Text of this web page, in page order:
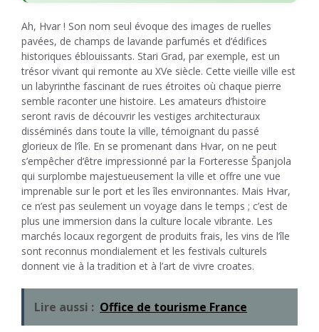
Ah, Hvar ! Son nom seul évoque des images de ruelles
pavées, de champs de lavande parfumés et d’édifices
historiques éblouissants. Stari Grad, par exemple, est un
trésor vivant qui remonte au XVe siècle. Cette vieille ville est
un labyrinthe fascinant de rues étroites où chaque pierre
semble raconter une histoire. Les amateurs d’histoire
seront ravis de découvrir les vestiges architecturaux
disséminés dans toute la ville, témoignant du passé
glorieux de l’île. En se promenant dans Hvar, on ne peut
s’empêcher d’être impressionné par la Forteresse Španjola
qui surplombe majestueusement la ville et offre une vue
imprenable sur le port et les îles environnantes. Mais Hvar,
ce n’est pas seulement un voyage dans le temps ; c’est de
plus une immersion dans la culture locale vibrante. Les
marchés locaux regorgent de produits frais, les vins de l’île
sont reconnus mondialement et les festivals culturels
donnent vie à la tradition et à l’art de vivre croates.
Lire aussi : Office de tourisme France